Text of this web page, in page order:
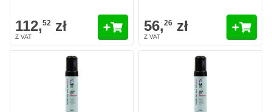
112,52 zł 56,26 zł